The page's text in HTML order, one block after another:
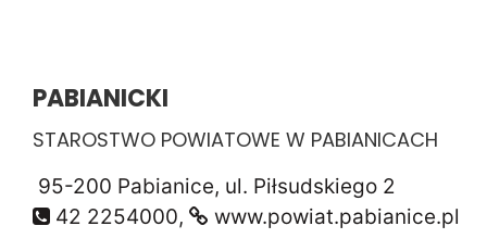
PABIANICKI
STAROSTWO POWIATOWE W PABIANICACH
95-200 Pabianice, ul. Piłsudskiego 2
42 2254000,
www.powiat.pabianice.pl